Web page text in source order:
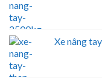
Xe nâng